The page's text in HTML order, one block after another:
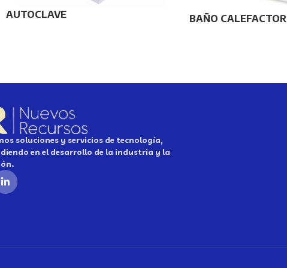
AUTOCLAVE BAÑO CALEFACTOR
soluciones y servicios de tecnología,
en el desarrollo de la industria y la